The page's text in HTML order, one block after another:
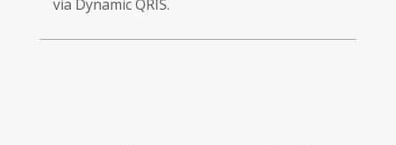
via Dynamic QRIS.